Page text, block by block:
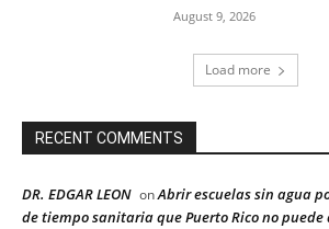
August 9, 2026
Load more
RECENT COMMENTS
DR. EDGAR LEON onAbrir escuelas sin agua
de tiempo sanitaria que Puerto Rico no puede